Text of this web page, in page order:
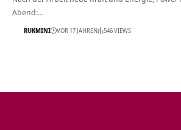
Abend:…
RUKMINI VOR 17 JAHREN 546 VIEWS